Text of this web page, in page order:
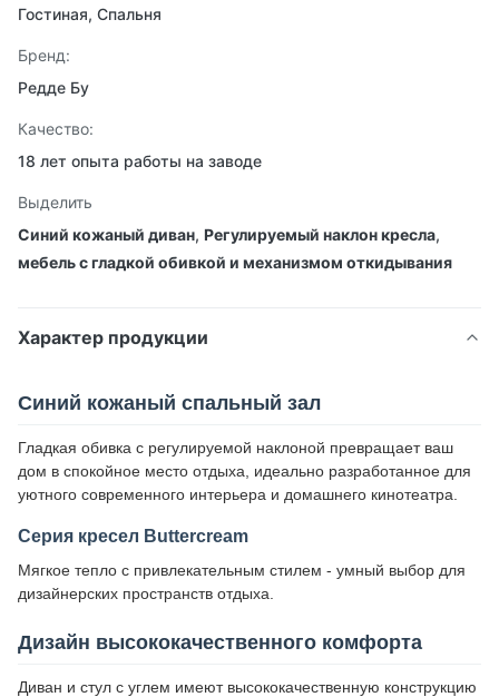
Гостиная, Спальня
Бренд:
Редде Бу
Качество:
18 лет опыта работы на заводе
Выделить
Синий кожаный диван, Регулируемый наклон кресла,
мебель с гладкой обивкой и механизмом откидывания
Характер продукции
Синий кожаный спальный зал
Гладкая обивка с регулируемой наклоной превращает ваш
дом в спокойное место отдыха, идеально разработанное для
уютного современного интерьера и домашнего кинотеатра.
Серия кресел Buttercream
Мягкое тепло с привлекательным стилем - умный выбор для
дизайнерских пространств отдыха.
Дизайн высококачественного комфорта
Диван и стул с углем имеют высококачественную конструкцию